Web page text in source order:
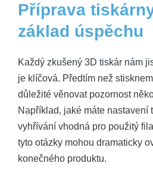
Příprava
základ úspěchu
Každý zkušený 3D tiskár nám
je klíčová. Předtím než
důležité věnovat pozornost
Například, jaké máte nastavení
vyhřívání vhodná pro použitý
tyto otázky mohou dramaticky
konečného produktu.